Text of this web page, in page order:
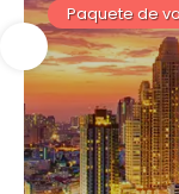
Paquete de